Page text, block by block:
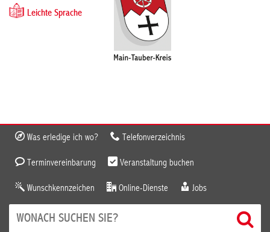
Leichte Sprache
Was erledige ich wo? Telefonverzeichnis
Terminvereinbarung Veranstaltung buchen
Wunschkennzeichen Online-Dienste Jobs